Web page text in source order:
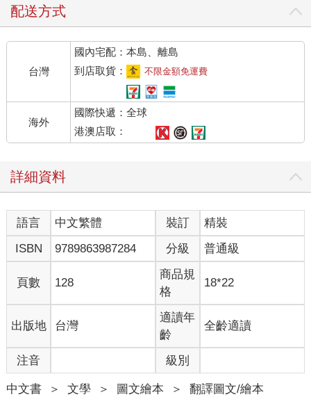
配送方式
台灣
國內宅配：本島、離島
到店取貨：
不限金額免運費
海外
國際快遞：全球
港澳店取：
詳細資料
語言 中文繁體 裝訂
精裝
ISBN
9789863987284 分級 普通級
頁數 128
商品規
格
18*22
出版地 台灣
適讀年
齡
全齡適讀
注音 級別
中文書 ＞ 文學 ＞ 圖文繪本 ＞ 翻譯圖文/繪本